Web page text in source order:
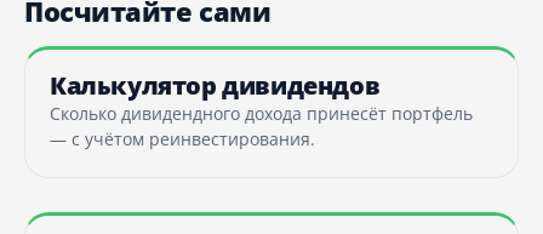
Посчитайте сами
Калькулятор дивидендов
Сколько дивидендного дохода принесёт портфель
— с учётом реинвестирования.